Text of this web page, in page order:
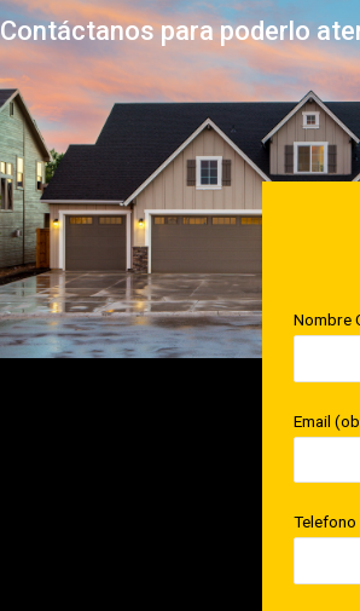
Contáctanos para poderlo
Nombre
Email
Telefono